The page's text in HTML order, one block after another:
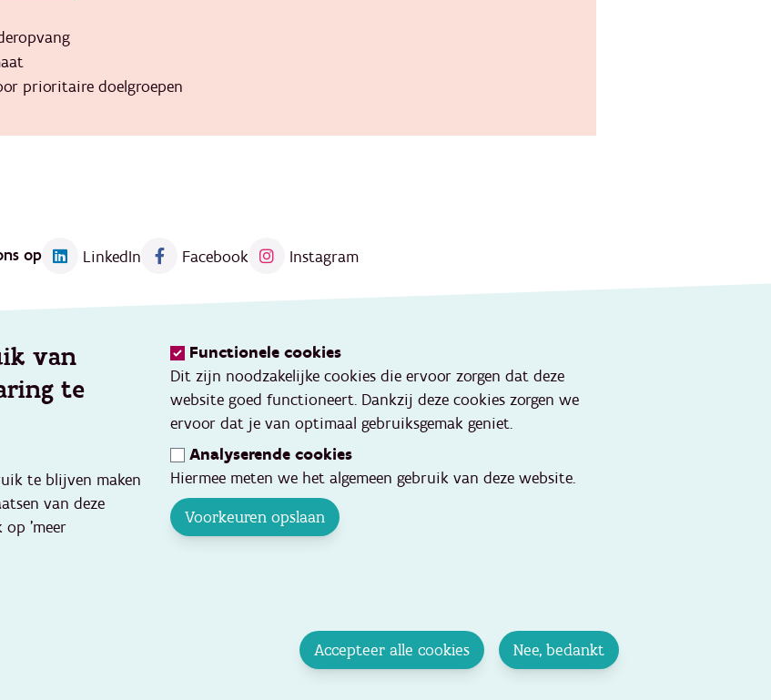
van
te
te blijven maken
van deze
op 'meer
Functionele cookies
Dit zijn noodzakelijke cookies die ervoor zorgen dat deze
website goed functioneert. Dankzij deze cookies zorgen we
ervoor dat je van optimaal gebruiksgemak geniet.
Analyserende cookies
Hiermee meten we het algemeen gebruik van deze website.
Voorkeuren opslaan
Accepteer alle cookies Nee, bedankt
prioritaire doelgroepen
op LinkedIn Facebook Instagram
en
Kennis
Thema's
Opleidingen en events
Databank kwaliteitsvolle praktijken
Cijfers en onderzoek
Onze websites
Portaal lokale besturen
Portaal jeugdhulp
Kind en Gezin
OverKop